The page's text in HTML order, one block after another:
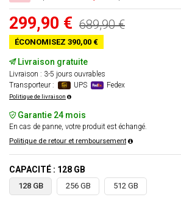
299,90 € 689,90 €
ÉCONOMISEZ 390,00 €
Livraison gratuite
Livraison : 3-5 jours ouvrables
Transporteur :
UPS Fedex
Politique de livraison
Garantie 24 mois
En cas de panne, votre produit est échangé.
Politique de retour et remboursement
CAPACITÉ : 128 GB
128 GB 256 GB 512 GB